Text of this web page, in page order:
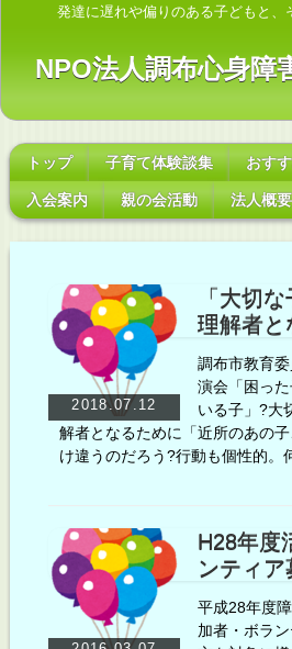
発達に遅れや偏りのある子どもと、
NPO法人調布心身障
トップ 子育て体験談集 おす
入会案内 親の会活動 法人概要
2018.07.12
「大切
理解者と
調布市教育
演会「困っ
いる子」?大
解者となるために「近所のあの
け違うのだろう?行動も個性的。
H28年度
ンティア
平成28年度
加者・ボラ